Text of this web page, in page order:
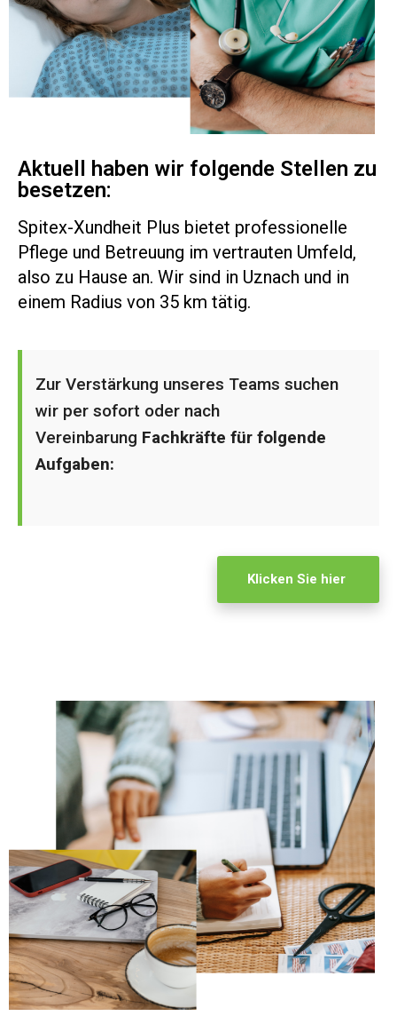
Aktuell haben wir folgende Stellen zu
besetzen:
Spitex-Xundheit Plus bietet professionelle
Pflege und Betreuung im vertrauten Umfeld,
also zu Hause an. Wir sind in Uznach und in
einem Radius von 35 km tätig.
Zur Verstärkung unseres Teams suchen
wir per sofort oder nach
Vereinbarung Fachkräfte für folgende
Aufgaben:
Klicken Sie hier